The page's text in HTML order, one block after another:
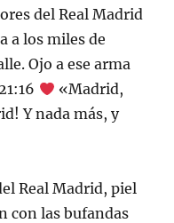
del Real Madrid
a los miles de
Ojo a ese arma
«Madrid,
Y nada más, y
Real Madrid, piel
con las bufandas